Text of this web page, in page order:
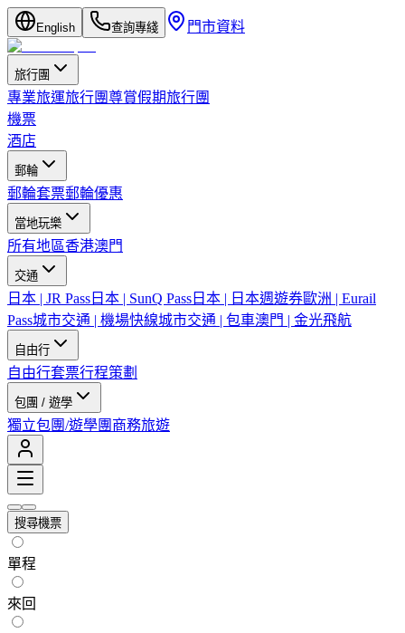
English 查詢專綫 門市資料
旅行團
專業旅運旅行團尊賞假期旅行團
機票
酒店
郵輪
郵輪套票郵輪優惠
當地玩樂
所有地區香港澳門
交通
日本 | JR Pass 日本 | SunQ Pass 日本 | 日本週遊券歐洲 | Eurail
Pass城市交通 | 機場快線城市交通 | 包車澳門 | 金光飛航
自由行
自由行套票行程策劃
包團 / 遊學
獨立包團/遊學團 商務旅遊
搜尋機票
單程
來回